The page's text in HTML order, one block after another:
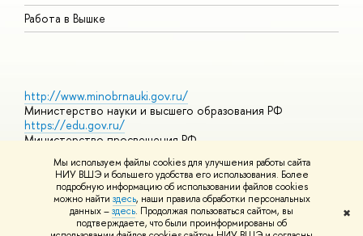
Мы используем файлы cookies для улучшения работы сайта
НИУ ВШЭ и большего удобства его использования. Более
подробную информацию об использовании файлов cookies
можно найти здесь, наши правила обработки персональных
данных –здесь. Продолжая пользоваться сайтом, вы
подтверждаете, что были проинформированы об
✖
Работа в Вышке
http://www.minobrnauki.gov.ru/
Министерство науки и высшего образования РФ
https://edu.gov.ru/
Министерство просвещения РФ
Массовые открытые онлайн-курсы
© НИУ ВШЭ 1993–2026 Адреса и контактыУсловия
использования материалов Политика конфиденциальности